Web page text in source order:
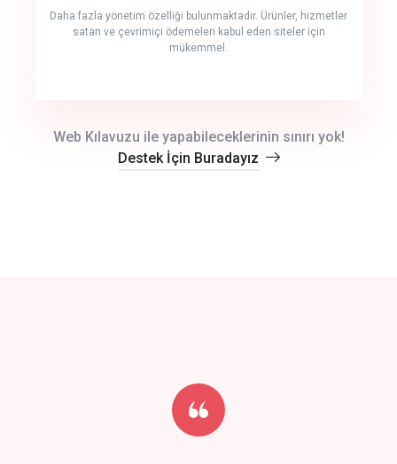
Daha fazla yönetim özelliği bulunmaktadır. Ürünler, hizmetler
satan ve çevrimiçi ödemeleri kabul eden siteler için
mükemmel.
Start by trying our service for 30 days free trial no credit card
required.
Web Kılavuzu ile yapabileceklerinin sınırı yok!
Destek İçin Buradayız